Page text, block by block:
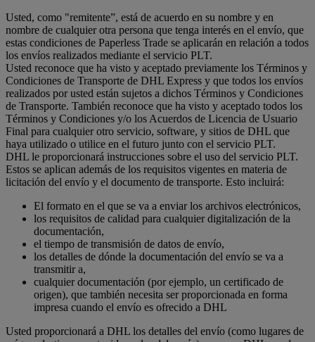
Usted, como "remitente”, está de acuerdo en su nombre y en
nombre de cualquier otra persona que tenga interés en el envío, que
estas condiciones de Paperless Trade se aplicarán en relación a todos
los envíos realizados mediante el servicio PLT.
Usted reconoce que ha visto y aceptado previamente los Términos y
Condiciones de Transporte de DHL Express y que todos los envíos
realizados por usted están sujetos a dichos Términos y Condiciones
de Transporte. También reconoce que ha visto y aceptado todos los
Términos y Condiciones y/o los Acuerdos de Licencia de Usuario
Final para cualquier otro servicio, software, y sitios de DHL que
haya utilizado o utilice en el futuro junto con el servicio PLT.
DHL le proporcionará instrucciones sobre el uso del servicio PLT.
Estos se aplican además de los requisitos vigentes en materia de
licitación del envío y el documento de transporte. Esto incluirá:
El formato en el que se va a enviar los archivos electrónicos,
los requisitos de calidad para cualquier digitalización de la
documentación,
el tiempo de transmisión de datos de envío,
los detalles de dónde la documentación del envío se va a
transmitir a,
cualquier documentación (por ejemplo, un certificado de
origen), que también necesita ser proporcionada en forma
impresa cuando el envío es ofrecido a DHL
Usted proporcionará a DHL los detalles del envío (como lugares de